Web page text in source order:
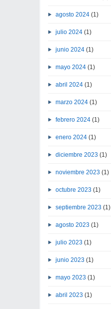
agosto 2024 (1)
julio 2024 (1)
junio 2024 (1)
mayo 2024 (1)
abril 2024 (1)
marzo 2024 (1)
febrero 2024 (1)
enero 2024 (1)
diciembre 2023 (1)
noviembre 2023 (1)
octubre 2023 (1)
septiembre 2023 (1)
agosto 2023 (1)
julio 2023 (1)
junio 2023 (1)
mayo 2023 (1)
abril 2023 (1)